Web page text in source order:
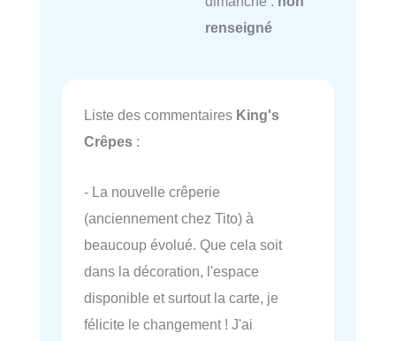
renseigné
Liste des commentaires King's
Crêpes :
- La nouvelle crêperie
(anciennement chez Tito) à
beaucoup évolué. Que cela soit
dans la décoration, l'espace
disponible et surtout la carte, je
félicite le changement ! J'ai